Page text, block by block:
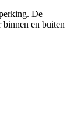
De
binnen en buiten